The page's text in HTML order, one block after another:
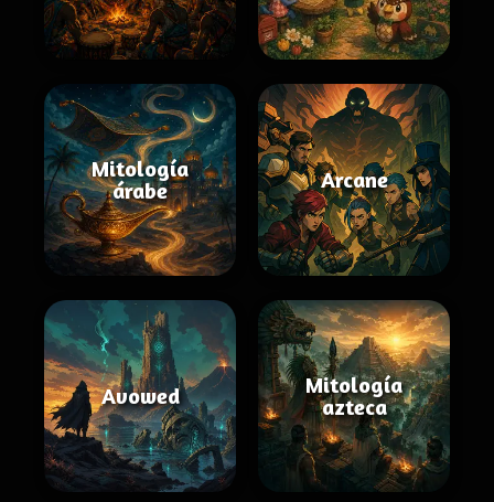
Mitología
árabe
Arcane
Avowed
Mitología
azteca